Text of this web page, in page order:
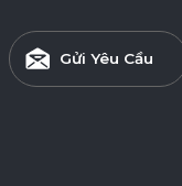
Gửi Yêu Cầu